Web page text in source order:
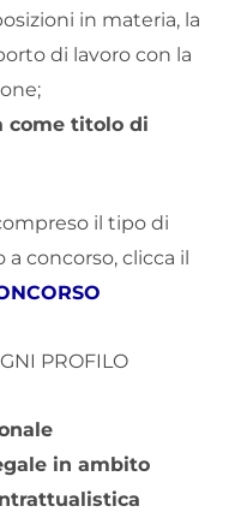
in materia, la
di lavoro con la
come titolo di
il tipo di
concorso, clicca il
PROFILO
in ambito